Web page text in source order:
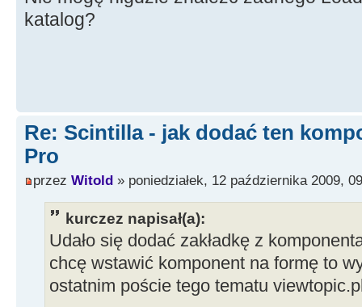
katalog?
Re: Scintilla - jak dodać ten
Pro
przez Witold » poniedziałek, 12 października 2009,
kurczez napisał(a):
Udało się dodać zakładkę z
chcę wstawić komponent na formę to
ostatnim poście tego tematu